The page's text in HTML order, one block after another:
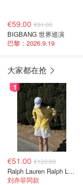
€59.00 €91.00
BIGBANG 世界巡演
巴黎：2026.9.19
大家都在抢
1
€51.00 €120.00
Ralph Lauren Ralph Lauren 男童亚麻衬衫
刘亦菲同款